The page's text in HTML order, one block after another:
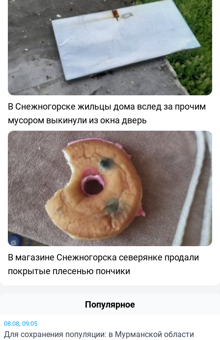
В Снежногорске жильцы дома вслед за прочим
мусором выкинули из окна дверь
В магазине Снежногорска северянке продали
покрытые плесенью пончики
Популярное
08.08, 09:05
Для сохранения популяции: в Мурманской области